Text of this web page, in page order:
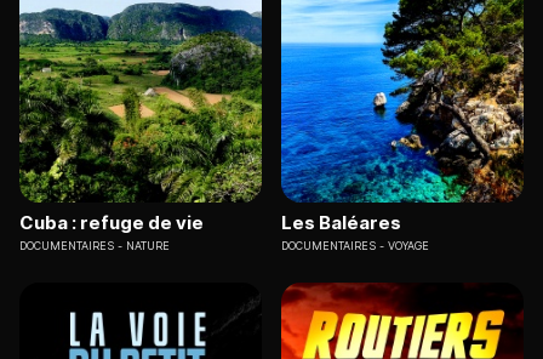
Cuba : refuge de vie
DOCUMENTAIRES NATURE
Les Baléares
DOCUMENTAIRES VOYAGE